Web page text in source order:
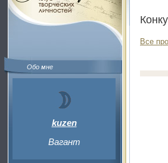
Обо мне
kuzen
Вагант
Все